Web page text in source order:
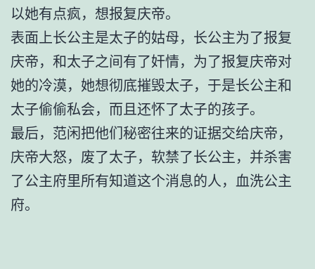
以她有点疯，想报复庆帝。
表面上长公主是太子的姑母，长公主为了报复
庆帝，和太子之间有了奸情，为了报复庆帝对
她的冷漠，她想彻底摧毁太子，于是长公主和
太子偷偷私会，而且还怀了太子的孩子。
最后，范闲把他们秘密往来的证据交给庆帝，
庆帝大怒，废了太子，软禁了长公主，并杀害
了公主府里所有知道这个消息的人，血洗公主
府。